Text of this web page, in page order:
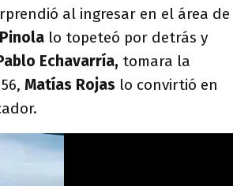
al ingresar en el área de
lo topeteó por detrás y
Echavarría, tomara la
Matías Rojas lo convirtió en